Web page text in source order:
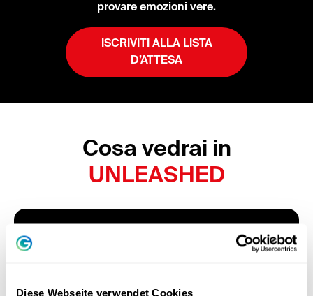
Diese Webseite verwendet Cookies
provare emozioni vere.
ISCRIVITI ALLA LISTA
D’ATTESA
Cosa vedrai in
UNLEASHED
1. Veri cambiamenti personali